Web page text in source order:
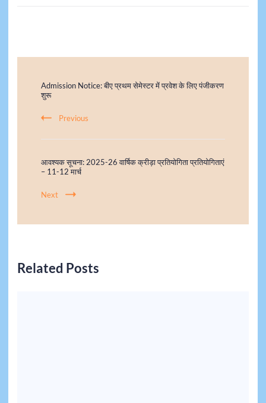
Admission Notice: बीए प्रथम सेमेस्टर में प्रवेश के लिए पंजीकरण
शुरू
Previous
आवश्यक सूचना: 2025-26 वार्षिक क्रीड़ा प्रतियोगिता प्रतियोगिताएं
– 11-12 मार्च
Next
Related Posts